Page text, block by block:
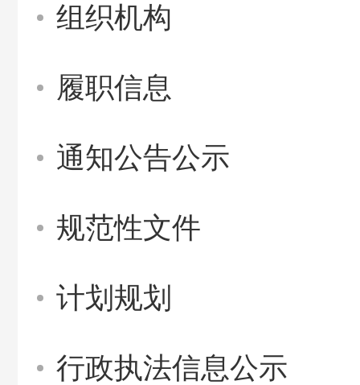
组织机构
履职信息
通知公告公示
规范性文件
计划规划
行政执法信息公示